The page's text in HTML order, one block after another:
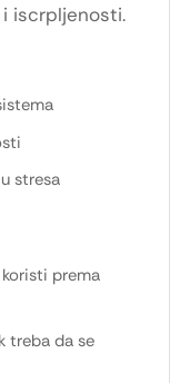
iscrpljenosti.
stresa
prema
treba da se